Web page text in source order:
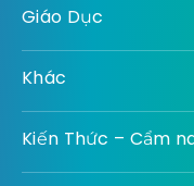
Giáo Dục
Khác
Kiến Thức – Cẩm